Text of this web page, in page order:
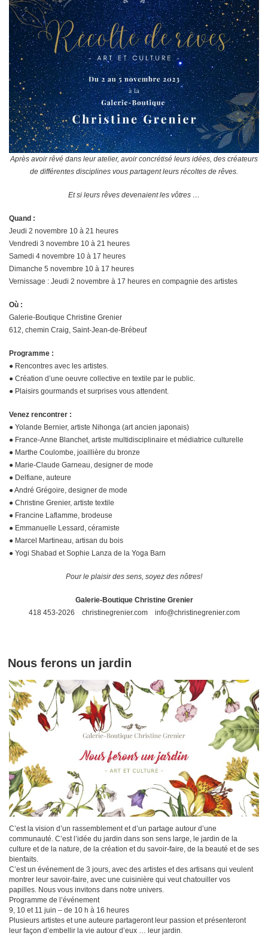
Après avoir rêvé dans leur atelier, avoir concrétisé leurs idées, des créateurs
de différentes disciplines vous partagent leurs récoltes de rêves.
Et si leurs rêves devenaient les vôtres …
Quand :
Jeudi 2 novembre 10 à 21 heures
Vendredi 3 novembre 10 à 21 heures
Samedi 4 novembre 10 à 17 heures
Dimanche 5 novembre 10 à 17 heures
Vernissage : Jeudi 2 novembre à 17 heures en compagnie des artistes
Où :
Galerie-Boutique Christine Grenier
612, chemin Craig, Saint-Jean-de-Brébeuf
Programme :
● Rencontres avec les artistes.
● Création d’une oeuvre collective en textile par le public.
● Plaisirs gourmands et surprises vous attendent.
Venez rencontrer :
● Yolande Bernier, artiste Nihonga (art ancien japonais)
● France-Anne Blanchet, artiste multidisciplinaire et médiatrice culturelle
● Marthe Coulombe, joaillière du bronze
● Marie-Claude Garneau, designer de mode
● Delfiane, auteure
● André Grégoire, designer de mode
● Christine Grenier, artiste textile
● Francine Laflamme, brodeuse
● Emmanuelle Lessard, céramiste
● Marcel Martineau, artisan du bois
● Yogi Shabad et Sophie Lanza de la Yoga Barn
Pour le plaisir des sens, soyez des nôtres!
Galerie-Boutique Christine Grenier
418 453-2026 christinegrenier.com info@christinegrenier.com
Nous ferons un jardin
C’est la vision d’un rassemblement et d’un partage autour d’une
communauté. C’est l’idée du jardin dans son sens large, le jardin de la
culture et de la nature, de la création et du savoir-faire, de la beauté et de ses
bienfaits.
C’est un événement de 3 jours, avec des artistes et des artisans qui veulent
montrer leur savoir-faire, avec une cuisinière qui veut chatouiller vos
papilles. Nous vous invitons dans notre univers.
Programme de l’événement
9, 10 et 11 juin – de 10 h à 16 heures
Plusieurs artistes et une auteure partageront leur passion et présenteront
leur façon d’embellir la vie autour d’eux … leur jardin.